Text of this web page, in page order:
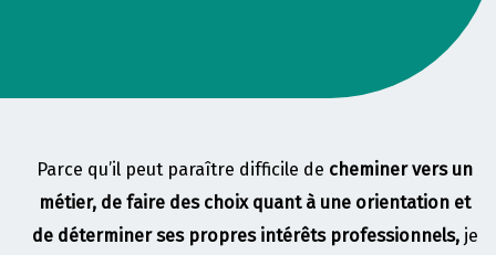
Parce qu’il peut paraître difficile de cheminer vers un
métier, de faire des choix quant à une orientation et
de déterminer ses propres intérêts professionnels,je